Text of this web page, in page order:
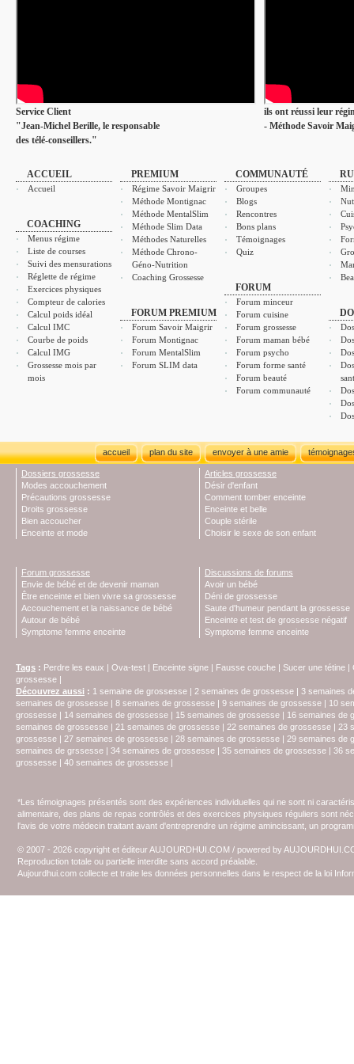
Service Client
"Jean-Michel Berille, le responsable
des télé-conseillers."
ils ont réussi leur
- Méthode Savoir
ACCUEIL
Accueil
COACHING
Menus régime
Liste de courses
Suivi des mensurations
Réglette de régime
Exercices physiques
Compteur de calories
Calcul poids idéal
Calcul IMC
Courbe de poids
Calcul IMG
Grossesse mois par
mois
PREMIUM
Régime Savoir Maigrir
Méthode Montignac
Méthode MentalSlim
Méthode Slim Data
Méthodes Naturelles
Méthode Chrono-
Géno-Nutrition
Coaching Grossesse
FORUM PREMIUM
Forum Savoir Maigrir
Forum Montignac
Forum MentalSlim
Forum SLIM data
COMMUNAUTÉ
Groupes
Blogs
Rencontres
Bons plans
Témoignages
Quiz
FORUM
Forum minceur
Forum cuisine
Forum grossesse
Forum maman bébé
Forum psycho
Forum forme santé
Forum beauté
Forum communauté
accueil plan du site envoyer à une amie
Dossiers grossesse
Modes accouchement
Précautions grossesse
Droits grossesse
Bien accoucher
Enceinte et mode
Articles grossesse
Désir d'enfant
Comment tomber enceinte
Enceinte et belle
Couple stérile
Choisir le sexe de son enfant
Forum grossesse
Envie de bébé et de devenir maman
Être enceinte et bien vivre sa grossesse
Accouchement et la naissance de bébé
Autour de bébé
Symptome femme enceinte
Discussions de forums
Avoir un bébé
Déni de grossesse
Saute d'humeur pendant la grossesse
Enceinte et test de grossesse négatif
Symptome femme enceinte
Tags : Perdre les eaux | Ova-test | Enceinte signe | Fausse couche | Sucer une tétine |
grossesse |
Découvrez aussi : 1 semaine de grossesse | 2 semaines de grossesse | 3 semaines
semaines de grossesse | 8 semaines de grossesse | 9 semaines de grossesse | 10
grossesse | 14 semaines de grossesse | 15 semaines de grossesse | 16 semaines de
semaines de grossesse | 21 semaines de grossesse | 22 semaines de grossesse | 23
grossesse | 27 semaines de grossesse | 28 semaines de grossesse | 29 semaines de
semaines de grssesse | 34 semaines de grossesse | 35 semaines de grossesse | 36
grossesse | 40 semaines de grossesse |
*Les témoignages présentés sont des expériences individuelles qui ne sont ni
alimentaire, des plans de repas contrôlés et des exercices physiques réguliers sont
l'avis de votre médecin traitant avant d'entreprendre un régime amincissant, un
© 2007 - 2026 copyright et éditeur AUJOURDHUI.COM / powered by
Reproduction totale ou partielle interdite sans accord préalable.
Aujourdhui.com collecte et traite les données personnelles dans le respect de la loi